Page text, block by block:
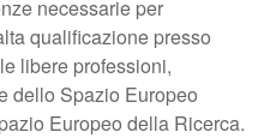
necessarie per
qualificazione presso
libere professioni,
dello Spazio Europeo
Europeo della Ricerca.